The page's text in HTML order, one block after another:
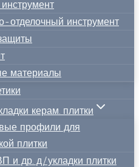
отделочный инструмент
материалы
керам. плитки
профили для
плитки
и др. д/укладки плитки